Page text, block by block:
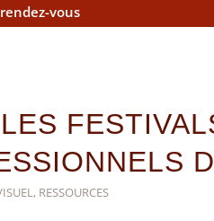
vous
, RESSOURCES